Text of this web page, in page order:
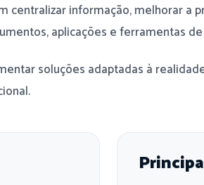
centralizar informação, melhorar a
aplicações e ferramentas
soluções adaptadas à